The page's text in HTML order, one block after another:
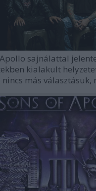
sajnálattal
kialakult
más választásuk,